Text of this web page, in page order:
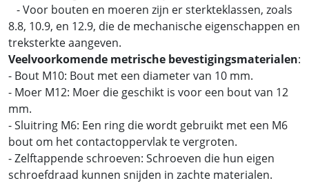
- Voor bouten en moeren zijn er sterkteklassen, zoals
8.8, 10.9, en 12.9, die de mechanische eigenschappen en
treksterkte aangeven.
Veelvoorkomende metrische bevestigingsmaterialen:
- Bout M10: Bout met een diameter van 10 mm.
- Moer M12: Moer die geschikt is voor een bout van 12
mm.
- Sluitring M6: Een ring die wordt gebruikt met een M6
bout om het contactoppervlak te vergroten.
- Zelftappende schroeven: Schroeven die hun eigen
schroefdraad kunnen snijden in zachte materialen.